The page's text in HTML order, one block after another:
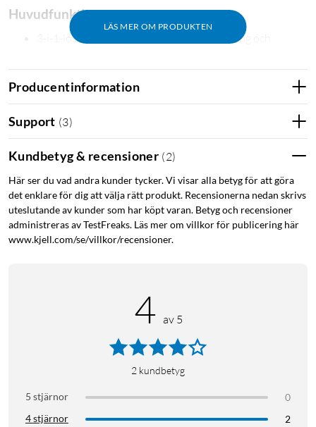
LÄS MER OM PRODUKTEN
Huvudfunktioner
3-i-1-lösning: Integrerar router, PoE+ utgång och
Professionell hårdvara: En kraftfull Dual-Core CPU med
1GB DDR3 minne ger suverän prestanda för upp till 12×
Gigabit portar
Mångsidiga WAN Ethernet-portar: Utrustad med 2×
Gigabit SFP WAN/LAN-portar, 1× Gigabit RJ45 WAN-
port och 1× Gigabit RJ45 WAN/LAN-port
110 W PoE Budget: 8× 802.3at/af-kompatibla PoE+
RJ45 LAN-portar ger en total strömförsörjning på
110W*
Centraliserad hantering: Bekvämligheten med
molnåtkomst kombinerat med Omada-appen gör
Enkel installation: Designen är fläktlös och kompakt,
vilket gör den lämplig för både skrivbords- och
Investera i en lösning som erbjuder hög prestanda,
mångsidighet och säkerhet för ditt nätverk med Omada
Producentinformation
Support (3)
Kundbetyg & recensioner (2)
Här ser du vad andra kunder tycker. Vi visar alla betyg för att göra
det enklare för dig att välja rätt produkt. Recensionerna nedan skrivs
uteslutande av kunder som har köpt varan. Betyg och recensioner
administreras av TestFreaks. Läs mer om villkor för publicering här
www.kjell.com/se/villkor/recensioner.
4 av 5
2 kundbetyg
5 stjärnor
0
4 stjärnor
2